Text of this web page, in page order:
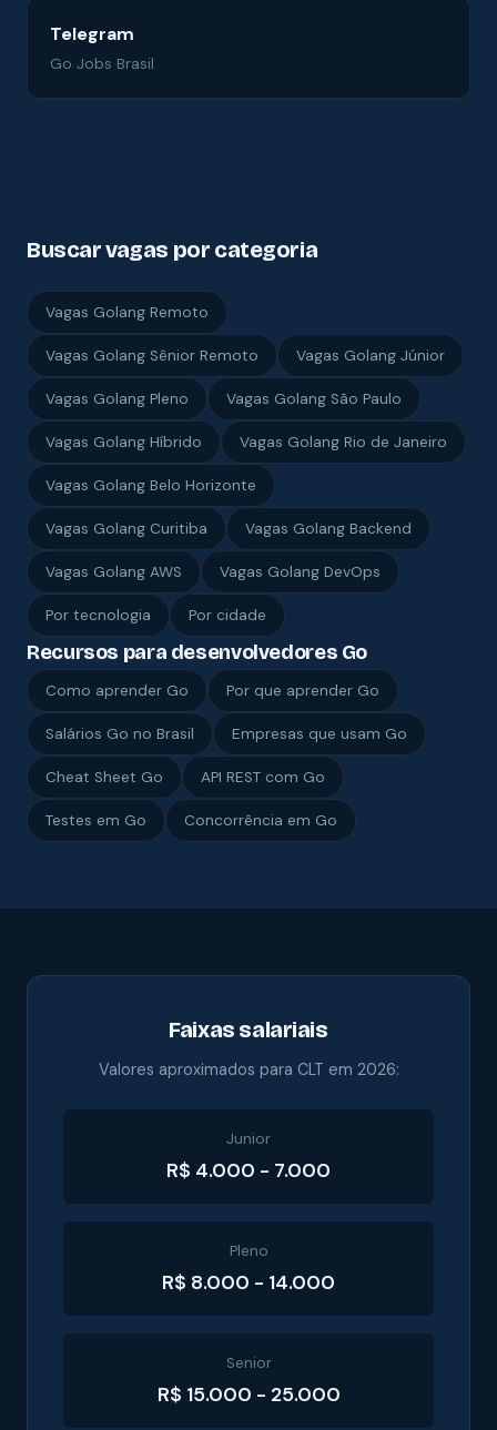
Telegram
Go Jobs Brasil
Buscar vagas por categoria
Vagas Golang Remoto
Vagas Golang Sênior Remoto Vagas Golang Júnior
Vagas Golang Pleno Vagas Golang São Paulo
Vagas Golang Híbrido Vagas Golang Rio de Janeiro
Vagas Golang Belo Horizonte
Vagas Golang Curitiba Vagas Golang Backend
Vagas Golang AWS Vagas Golang DevOps
Por tecnologia Por cidade
Recursos para desenvolvedores Go
Como aprender Go Por que aprender Go
Salários Go no Brasil Empresas que usam Go
Cheat Sheet Go API REST com Go
Testes em Go Concorrência em Go
Faixas salariais
Valores aproximados para CLT em 2026:
Junior
R$ 4.000 - 7.000
Pleno
R$ 8.000 - 14.000
Senior
R$ 15.000 - 25.000